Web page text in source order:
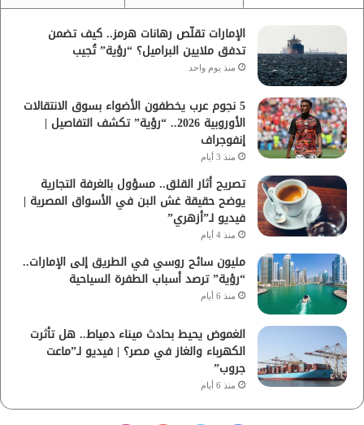
الإمارات تقلّص رهانات هرمز.. كيف تضمن
تدفق ملايين البراميل؟ “رؤية” تُجيب
منذ يوم واحد
5 نجوم عرب يخطفون الأضواء بسوق الانتقالات
الأوروبية 2026.. “رؤية” تكشف التفاصيل |
إنفوجراف
منذ 3 أيام
تصريح أثار القلق.. مسؤول بالغرفة التجارية
يوضح حقيقة غش البن في الأسواق المصرية |
فيديو لـ”أزهري”
منذ 4 أيام
مليون سائح روسي في الطريق إلى الإمارات..
“رؤية” ترصد أسباب الطفرة السياحية
منذ 6 أيام
الغموض يحيط بحادث ميناء دمياط.. هل تأثرت
الكهرباء والغاز في مصر؟ | فيديو لـ”ماعت
جروب”
منذ 6 أيام